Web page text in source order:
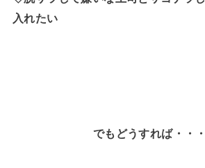
入れたい
でもどうすれば・・